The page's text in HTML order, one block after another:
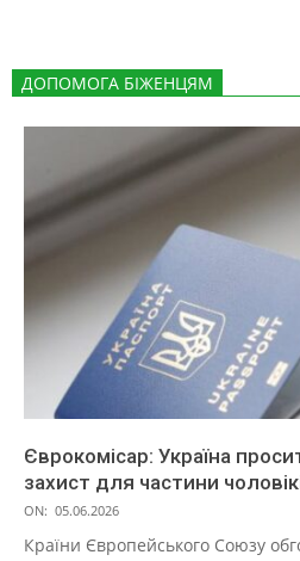
ДОПОМОГА БІЖЕНЦЯМ
Єврокомісар: Україна
захист для частини
ON: 05.06.2026
Країни Європейського Союзу